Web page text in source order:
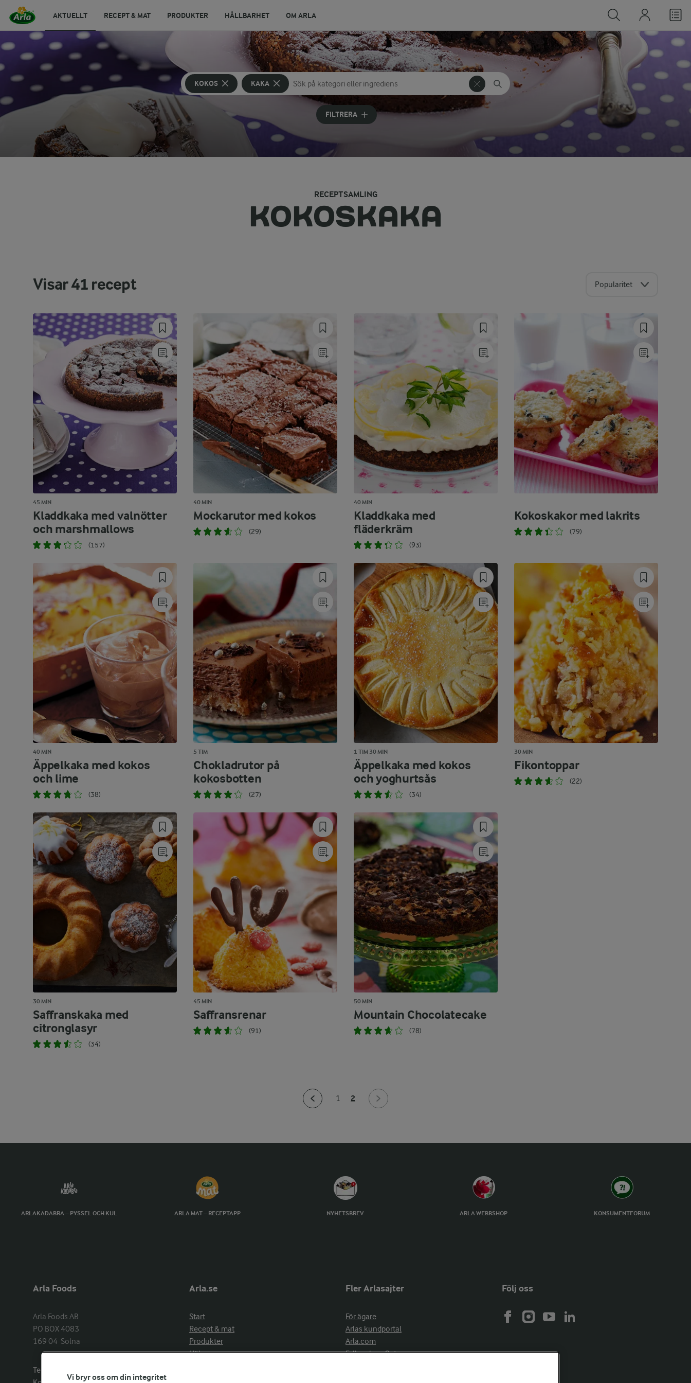
AKTUELLT RECEPT & MAT PRODUKTER HÅLLBARHET OM ARLA
KOKOS KAKA
Sök på kategori eller ingrediens
Skriv in sökord för att få förslag
FILTRERA
RECEPTSAMLING
KOKOSKAKA
Visar41 recept Popularitet
45 MIN
Kladdkaka med valnötter
och marshmallows
(157)
40 MIN
Mockarutor med kokos
(29)
40 MIN
Kladdkaka med
fläderkräm
(93)
Kokoskakor med lakrits
(79)
40 MIN
Äppelkaka med kokos
och lime
(38)
5 TIM
Chokladrutor på
kokosbotten
(27)
1 TIM 30 MIN
Äppelkaka med kokos
och yoghurtsås
(34)
30 MIN
Fikontoppar
(22)
30 MIN
Saffranskaka med
citronglasyr
(34)
45 MIN
Saffransrenar
(91)
50 MIN
Mountain Chocolatecake
(78)
1 2
ARLAKADABRA – PYSSEL OCH KUL ARLA MAT – RECEPTAPP NYHETSBREV ARLA WEBBSHOP KONSUMENTFORUM
Arla Foods
Arla Foods AB
PO BOX 4083
169 04  Solna
Telefon:
Arla.se
Start
Recept & mat
Produkter
Hälsa
Fler Arlasajter
För ägare
Arlas kundportal
Arla.com
Falbygdens Ost
Följ oss
Vi bryr oss om din integritet